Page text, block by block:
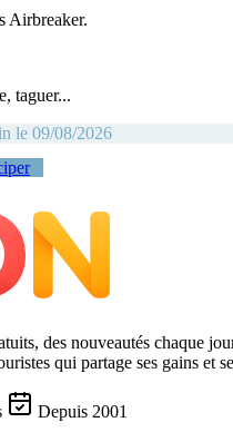
Airbreaker.
taguer...
le 09/08/2026
des nouveautés chaque
qui partage ses gains et
Depuis 2001